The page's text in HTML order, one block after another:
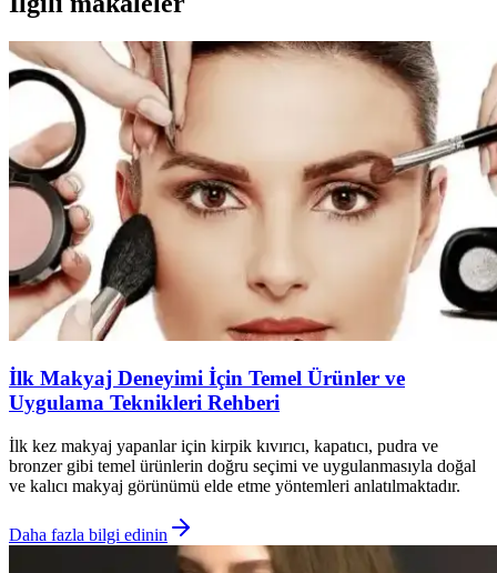
İlk Makyaj Deneyimi İçin Temel Ürünler ve
Uygulama Teknikleri Rehberi
İlk kez makyaj yapanlar için kirpik kıvırıcı, kapatıcı, pudra ve
bronzer gibi temel ürünlerin doğru seçimi ve uygulanmasıyla doğal
ve kalıcı makyaj görünümü elde etme yöntemleri anlatılmaktadır.
Daha fazla bilgi edinin